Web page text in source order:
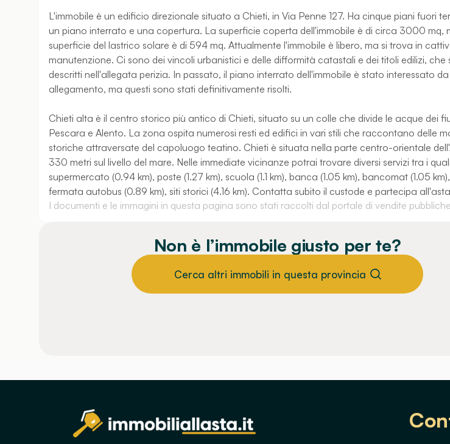
L'immobile è un edificio direzionale situato a Chieti, in Via Penne 127. Ha cinque piani fuori
un piano interrato e una copertura. La superficie coperta dell'immobile è di circa 3000 mq,
superficie del lastrico solare è di 594 mq. Attualmente l'immobile è libero, ma si trova in
manutenzione. Ci sono dei vincoli urbanistici e delle difformità catastali e dei titoli edilizi, che
descritti nell'allegata perizia. In passato, il piano interrato dell'immobile è stato interessato
allegamento, ma questi sono stati definitivamente risolti.
Chieti alta è il centro storico più antico di Chieti, situato su un colle che divide le acque dei
Pescara e Alento. La zona ospita numerosi resti ed edifici in vari stili che raccontano delle
storiche attraversate del capoluogo teatino. Chieti è situata nella parte centro-orientale
330 metri sul livello del mare. Nelle immediate vicinanze potrai trovare diversi servizi tra i quali
supermercato (0.94 km), poste (1.27 km), scuola (1.1 km), banca (1.05 km), bancomat (1.05
fermata autobus (0.89 km), siti storici (4.16 km). Contatta subito il custode e partecipa
I documenti e le immagini in questa pagina sono stati raccolti dal portale di vendite
Non è l’immobile giusto per te?
Cerca altri immobili in questa provincia